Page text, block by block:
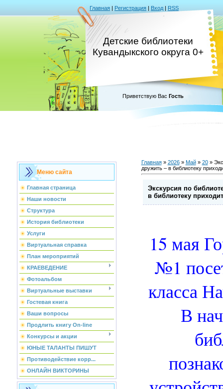
Главная | Регистрация | Вход | RSS
Детские библиотеки
Кувандыкского округа 0+
Приветствую Вас Гость
Меню сайта
Главная страница
Наши новости
Структура
История библиотеки
Услуги
Виртуальная справка
План мероприятий
КРАЕВЕДЕНИЕ
Фотоальбом
Виртуальные выставки
Гостевая книга
Ваши вопросы
Продлить книгу On-line
Конкурсы и акции
ЮНЫЕ ТАЛАНТЫ ПИШУТ
Противодействие корр...
ОНЛАЙН ВИКТОРИНЫ
Главная» 2026 » Май » 20»
дружить – в библиотеку
Экскурсия по
в библиотеку
15 мая
№1
класса
В